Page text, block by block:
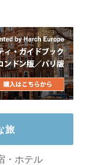
旅
・ホテル